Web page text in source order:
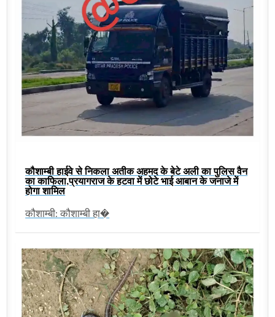
कौशाम्बी हाईवे से निकला अतीक अहमद के बेटे अली का पुलिस वैन
का काफिला,प्रयागराज के हटवा में छोटे भाई आबान के जनाजे में
होगा शामिल
कौशाम्बी: कौशाम्बी हा�